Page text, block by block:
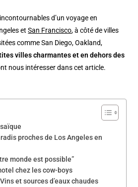
d’un voyage en
etSan Francisco, à côté de villes
comme San Diego, Oakland,
villes charmantes et en dehors des
nous intéresser dans cet article.
proches de Los Angeles en
monde est possible”
chez les cow-boys
et sources d’eaux chaudes